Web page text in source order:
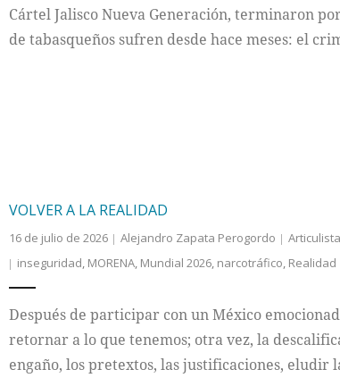
Cártel Jalisco Nueva Generación, terminaron
de tabasqueños sufren desde hace meses: el
VOLVER A LA REALIDAD
16 de julio de 2026 Alejandro Zapata Perogordo
inseguridad, MORENA, Mundial 2026, narcotráfico, Realidad
Después de participar con un México
retornar a lo que tenemos; otra vez, la
engaño, los pretextos, las justificaciones,